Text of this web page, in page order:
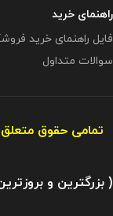
راهنمای خرید
فایل راهنمای خرید
سوالات متداول
تمامی حقوق
( بزرگترین و